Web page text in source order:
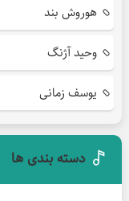
هوروش بند
وحید آژنگ
یوسف زمانی
دسته بندی ها